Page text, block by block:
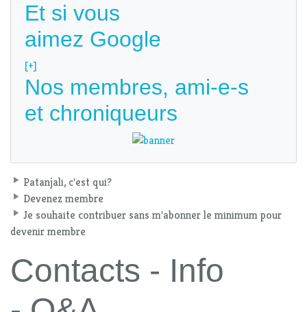
Et si vous
aimez Google
[+]
Nos membres, ami-e-s
et chroniqueurs
Patanjali, c'est qui?
Devenez membre
Je souhaite contribuer sans m'abonner le minimum pour
devenir membre
Contacts - Info